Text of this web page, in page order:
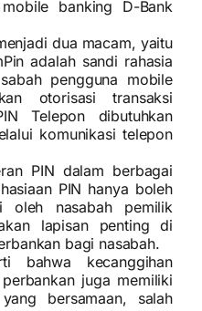
banking D-Bank
dua macam, yaitu
adalah sandi rahasia
pengguna mobile
otorisasi transaksi
Telepon dibutuhkan
komunikasi telepon
PIN dalam berbagai
PIN hanya boleh
oleh nasabah pemilik
lapisan penting di
bagi nasabah.
bahwa kecanggihan
juga memiliki
bersamaan, salah